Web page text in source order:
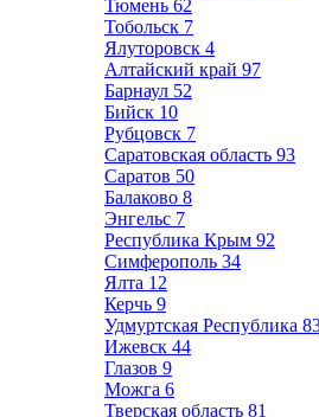
Тюмень 62
Тобольск 7
Ялуторовск 4
Алтайский край 97
Барнаул 52
Бийск 10
Рубцовск 7
Саратовская область 93
Саратов 50
Балаково 8
Энгельс 7
Республика Крым 92
Симферополь 34
Ялта 12
Керчь 9
Удмуртская Республика
Ижевск 44
Глазов 9
Можга 6
Тверская область 81